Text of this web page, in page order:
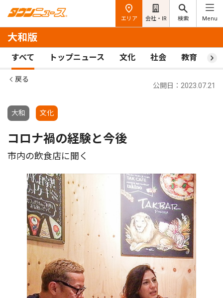
エリア 会社・IR 検索 Menu
大和版
すべて トップニュース 文化 社会 教育 ス
戻る
大和 文化
公開日：2023.07.21
コロナ禍の経験と今後
市内の飲食店に聞く